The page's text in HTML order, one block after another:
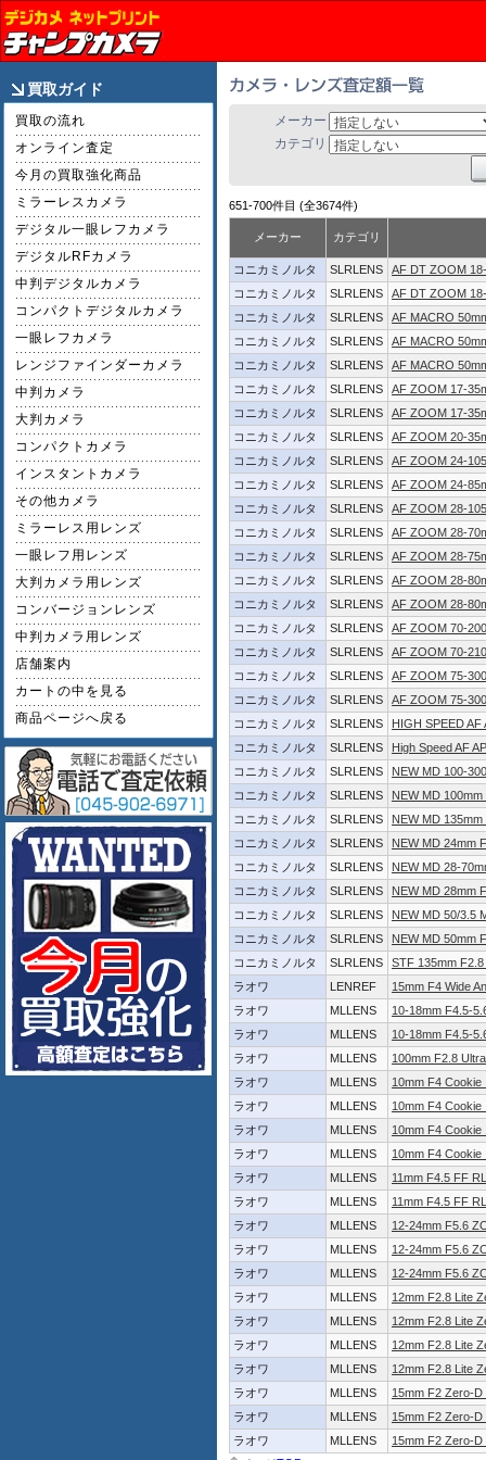
買取ガイド
買取の流れ
オンライン査定
今月の買取強化商品
ミラーレスカメラ
デジタル一眼レフカメラ
デジタルRFカメラ
中判デジタルカメラ
コンパクトデジタルカメラ
一眼レフカメラ
レンジファインダーカメラ
中判カメラ
大判カメラ
コンパクトカメラ
インスタントカメラ
その他カメラ
ミラーレス用レンズ
一眼レフ用レンズ
大判カメラ用レンズ
コンバージョンレンズ
中判カメラ用レンズ
店舗案内
カートの中を見る
商品ページへ戻る
メーカー
カテゴリ
651-700件目 (全3674件)
メーカー カテゴリ
コニカミノルタ SLRLENS
AF DT ZOOM
コニカミノルタ
SLRLENS
AF DT ZOOM
コニカミノルタ
SLRLENS
AF MACRO
コニカミノルタ
SLRLENS
AF MACRO
コニカミノルタ
SLRLENS
AF MACRO
コニカミノルタ
SLRLENS
AF ZOOM 17-
コニカミノルタ
SLRLENS
AF ZOOM 17-
コニカミノルタ
SLRLENS
AF ZOOM 20-
コニカミノルタ
SLRLENS
AF ZOOM 24-
コニカミノルタ
SLRLENS
AF ZOOM 24-
コニカミノルタ
SLRLENS
AF ZOOM 28-
コニカミノルタ
SLRLENS
AF ZOOM 28-
コニカミノルタ
SLRLENS
AF ZOOM 28-
コニカミノルタ
SLRLENS
AF ZOOM 28-
コニカミノルタ
SLRLENS
AF ZOOM 28-
コニカミノルタ
SLRLENS
AF ZOOM 70-
コニカミノルタ
SLRLENS
AF ZOOM 70-
コニカミノルタ
SLRLENS
AF ZOOM 75-
コニカミノルタ
SLRLENS
AF ZOOM 75-
コニカミノルタ
SLRLENS
HIGH SPEED
コニカミノルタ
SLRLENS
High Speed AF
コニカミノルタ
SLRLENS
NEW MD 100-
コニカミノルタ
SLRLENS
NEW MD
コニカミノルタ
SLRLENS
NEW MD 135mm
コニカミノルタ
SLRLENS
NEW MD 24mm
コニカミノルタ
SLRLENS
NEW MD 28-
コニカミノルタ
SLRLENS
NEW MD 28mm
コニカミノルタ
SLRLENS
NEW MD 50/3.5
コニカミノルタ
SLRLENS
NEW MD 50mm
コニカミノルタ
SLRLENS
STF 135mm
ラオワ
LENREF
15mm F4 Wide
ラオワ
MLLENS
10-18mm F4.5-
ラオワ
MLLENS
10-18mm F4.5-
ラオワ
MLLENS
100mm F2.8
ラオワ
MLLENS
10mm F4 Cookie
ラオワ
MLLENS
10mm F4 Cookie
ラオワ
MLLENS
10mm F4 Cookie
ラオワ
MLLENS
10mm F4 Cookie
ラオワ
MLLENS
11mm F4.5 FF
ラオワ
MLLENS
11mm F4.5 FF
ラオワ
MLLENS
12-24mm F5.6
ラオワ
MLLENS
12-24mm F5.6
ラオワ
MLLENS
12-24mm F5.6
ラオワ
MLLENS
12mm F2.8 Lite
ラオワ
MLLENS
12mm F2.8 Lite
ラオワ
MLLENS
12mm F2.8 Lite
ラオワ
MLLENS
12mm F2.8 Lite
ラオワ
MLLENS
15mm F2 Zero-
ラオワ
MLLENS
15mm F2 Zero-D
ラオワ
MLLENS
15mm F2 Zero-D